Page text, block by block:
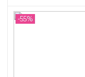
-55%